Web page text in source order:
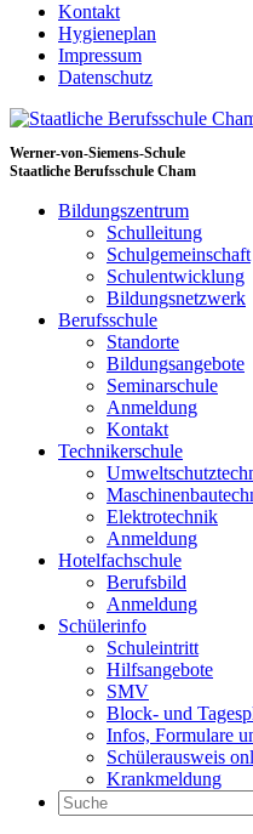
Kontakt
Hygieneplan
Impressum
Datenschutz
Werner-von-Siemens-Schule
Staatliche Berufsschule Cham
Bildungszentrum
Schulleitung
Schulgemeinschaft
Schulentwicklung
Bildungsnetzwerk
Berufsschule
Standorte
Bildungsangebote
Seminarschule
Anmeldung
Kontakt
Technikerschule
Elektrotechnik
Anmeldung
Hotelfachschule
Berufsbild
Anmeldung
Schülerinfo
Schuleintritt
Hilfsangebote
SMV
Block- und
Infos, Formulare
Schülerausweis
Krankmeldung